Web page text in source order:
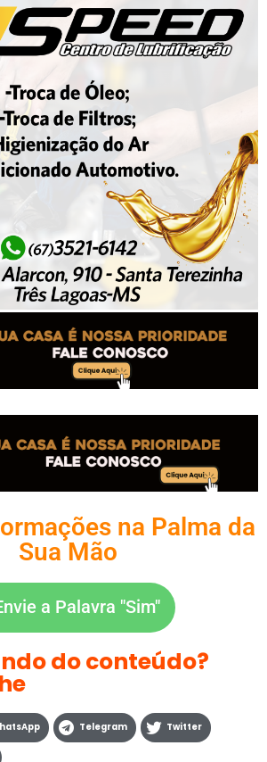
na Palma da
Sua Mão
a Palavra "Sim"
do conteúdo?
Telegram Twitter